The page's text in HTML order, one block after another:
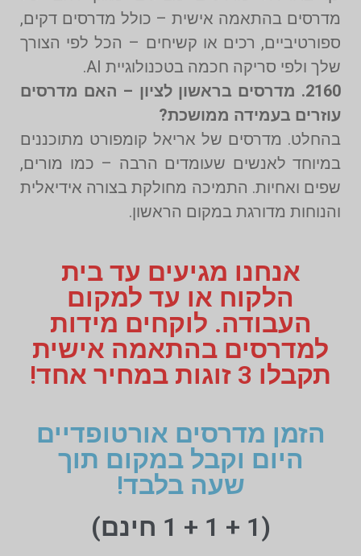
מדרסים בהתאמה אישית – כולל מדרסים דקים,
ספורטיביים, רכים או קשיחים – הכל לפי הצורך
שלך ולפי סריקה חכמה בטכנולוגיית AI.
2160. מדרסים בראשון לציון – האם מדרסים
עוזרים בעמידה ממושכת?
בהחלט. מדרסים של אריאל קומפורט מתוכננים
במיוחד לאנשים שעומדים הרבה – כמו מורים,
שפים ואחיות. התמיכה מחולקת בצורה אידיאלית
והנוחות מדורגת במקום הראשון.
אנחנו מגיעים עד בית
הלקוח או עד למקום
העבודה. לוקחים מידות
למדרסים בהתאמה אישית
תקבלו 3 זוגות במחיר אחד!
הזמן מדרסים אורטופדיים
היום וקבל במקום תוך
שעה בלבד!
(1 + 1 + 1 חינם)